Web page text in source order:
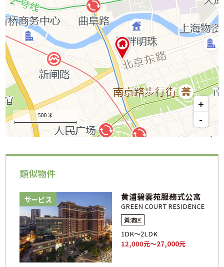
500 米
+
-
類似物件
サービス 黄浦碧雲苑服務式公寓
GREEN COURT RESIDENCE
黃浦区
1DK～2LDK
12,000元～27,000元